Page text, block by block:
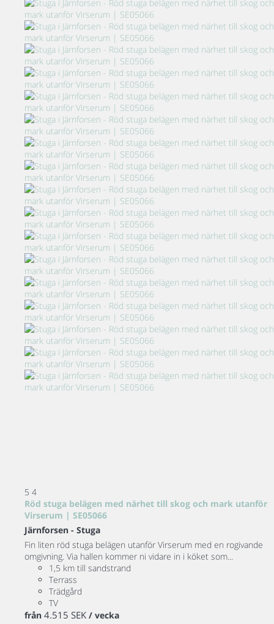
5 4
Röd stuga belägen med närhet till skog och mark utanför
Virserum | SE05066
Järnforsen - Stuga
Fin liten röd stuga belägen utanför Virserum med en rogivande
omgivning. Via hallen kommer ni vidare in i köket som...
1,5 km till sandstrand
Terrass
Trädgård
TV
från 4.515 SEK / vecka